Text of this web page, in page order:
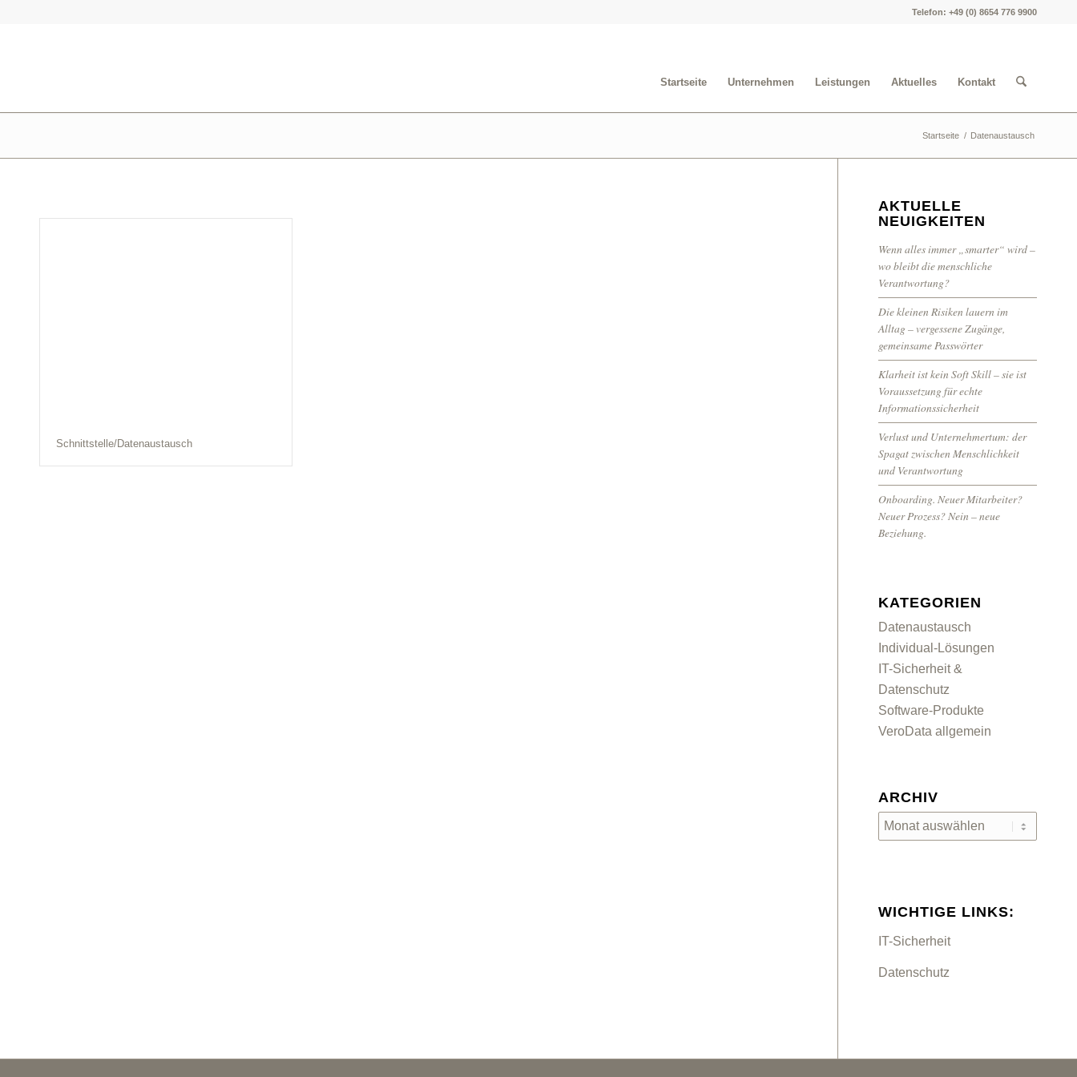
Telefon: +49 (0) 8654 776 9900
Startseite Unternehmen Leistungen Aktuelles Kontakt
Startseite / Datenaustausch
Schnittstelle/Datenaustausch
AKTUELLE
NEUIGKEITEN
Wenn alles immer „smarter“ wird –
wo bleibt die menschliche
Verantwortung?
Die kleinen Risiken lauern im
Alltag – vergessene Zugänge,
gemeinsame Passwörter
Klarheit ist kein Soft Skill – sie ist
Voraussetzung für echte
Informationssicherheit
Verlust und Unternehmertum: der
Spagat zwischen Menschlichkeit
und Verantwortung
Onboarding. Neuer Mitarbeiter?
Neuer Prozess? Nein – neue
Beziehung.
KATEGORIEN
Datenaustausch
Individual-Lösungen
IT-Sicherheit &
Datenschutz
Software-Produkte
VeroData allgemein
ARCHIV
WICHTIGE LINKS:
IT-Sicherheit
Datenschutz